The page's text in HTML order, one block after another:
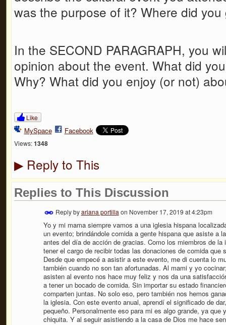
was the purpose of it? Where did
In the SECOND PARAGRAPH, you
opinion about the event. What did
Why? What did you enjoy (or not)
Like
MySpace Facebook
Views: 1348
▶Reply to This
Replies to This Discussion
Reply byariana portilla on November 17, 2019 at 4:23pm
Yo y mi mama siempre vamos a una iglesia hispana
un evento; brindándole comida a gente hispana que asiste a
antes del día de acción de gracias. Como los miembros de
tener el cargo de recibir todas las donaciones de comida que
Desde que empecé a asistir a este evento, me di cuenta lo
también cuando no son tan afortunadas. Al mami y yo
asisten al evento nos hace muy feliz y nos da una
a tener un bocado de comida. Sin importar su estado
comparten juntas. No solo eso, pero también nos hemos
la iglesia. Con este evento anual, aprendí el significado de
pequeño. Personalmente eso para mi es algo grande, ya que
chiquita. Y al seguir asistiendo a la casa de Dios me hace